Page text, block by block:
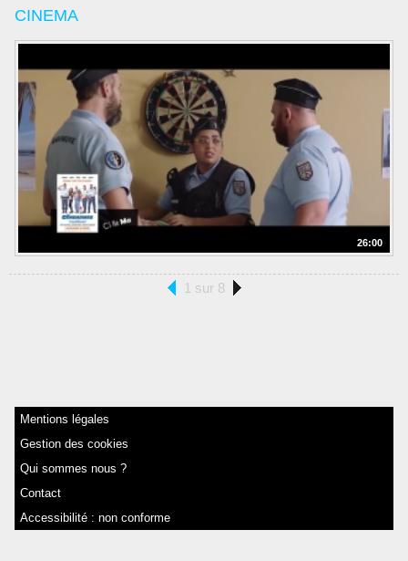
CINEMA
26:00
1 sur 8
Mentions légales
Gestion des cookies
Qui sommes nous ?
Contact
Accessibilité : non conforme